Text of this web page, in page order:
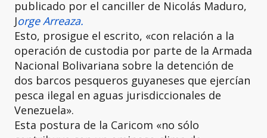
publicado por el canciller de Nicolás Maduro,
Jorge Arreaza.
Esto, prosigue el escrito, «con relación a la
operación de custodia por parte de la Armada
Nacional Bolivariana sobre la detención de
dos barcos pesqueros guyaneses que ejercían
pesca ilegal en aguas jurisdiccionales de
Venezuela».
Esta postura de la Caricom «no sólo